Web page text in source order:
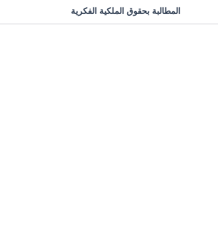
المطالبة بحقوق الملكية الفكرية